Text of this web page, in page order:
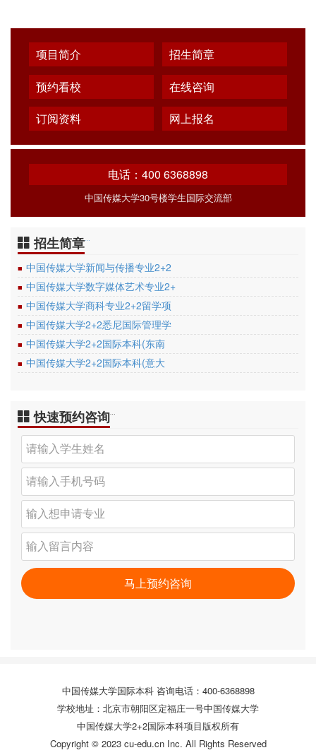
项目简介
招生简章
预约看校
在线咨询
订阅资料
网上报名
电话：400 6368898
中国传媒大学30号楼学生国际交流部
招生简章
■ 中国传媒大学新闻与传播专业2+2
■ 中国传媒大学数字媒体艺术专业2+
■ 中国传媒大学商科专业2+2留学项
■ 中国传媒大学2+2悉尼国际管理学
■ 中国传媒大学2+2国际本科(东南
■ 中国传媒大学2+2国际本科(意大
快速预约咨询
中国传媒大学国际本科 咨询电话：400-6368898
学校地址：北京市朝阳区定福庄一号中国传媒大学
中国传媒大学2+2国际本科项目版权所有
Copyright © 2023 cu-edu.cn Inc. All Rights Reserved